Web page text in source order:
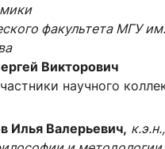
факультета МГУ
Викторович
научного
Илья Валерьевич,